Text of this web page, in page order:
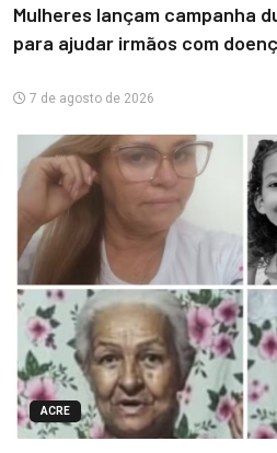
Mulheres lançam campanha
para ajudar irmãos com
7 de agosto de 2026
ACRE